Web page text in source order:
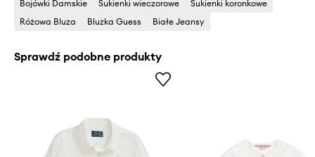
Bojówki Damskie
Sukienki wieczorowe
Sukienki koronkowe
Różowa Bluza
Bluzka Guess Białe Jeansy
Sprawdź podobne produkty